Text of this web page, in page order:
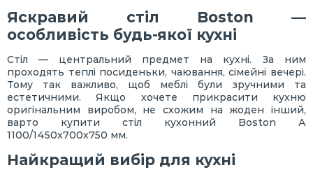
Яскравий стіл Boston —
особливість будь-якої кухні
Стіл — центральний предмет на кухні. За ним
проходять теплі посиденьки, чаювання, сімейні вечері.
Тому так важливо, щоб меблі були зручними та
естетичними. Якщо хочете прикрасити кухню
оригінальним виробом, не схожим на жоден інший,
варто купити стіл кухонний Boston А
1100/1450х700х750 мм.
Найкращий вибір для кухні